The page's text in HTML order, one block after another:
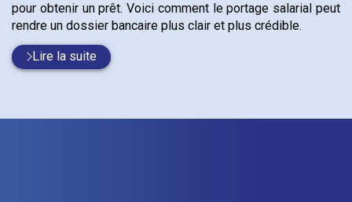
pour obtenir un prêt. Voici comment le portage salarial peut
rendre un dossier bancaire plus clair et plus crédible.
Lire la suite